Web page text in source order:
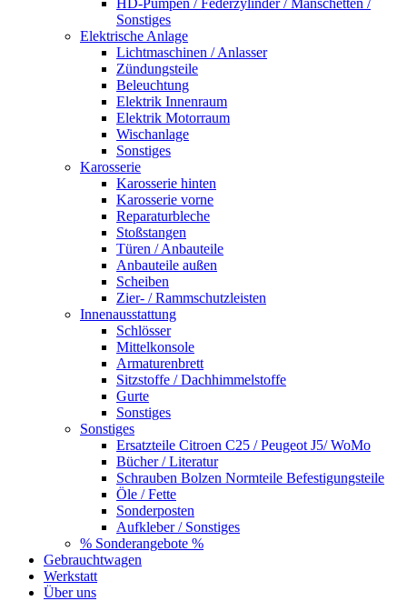
Sonstiges
Elektrische Anlage
Lichtmaschinen / Anlasser
Zündungsteile
Beleuchtung
Elektrik Innenraum
Elektrik Motorraum
Wischanlage
Sonstiges
Karosserie
Karosserie hinten
Karosserie vorne
Reparaturbleche
Stoßstangen
Türen / Anbauteile
Anbauteile außen
Scheiben
Zier- / Rammschutzleisten
Innenausstattung
Schlösser
Mittelkonsole
Armaturenbrett
Sitzstoffe / Dachhimmelstoffe
Gurte
Sonstiges
Sonstiges
Ersatzteile Citroen C25 / Peugeot J5/ WoMo
Bücher / Literatur
Schrauben Bolzen Normteile Befestigungsteile
Öle / Fette
Sonderposten
Aufkleber / Sonstiges
% Sonderangebote %
Gebrauchtwagen
Werkstatt
Über uns